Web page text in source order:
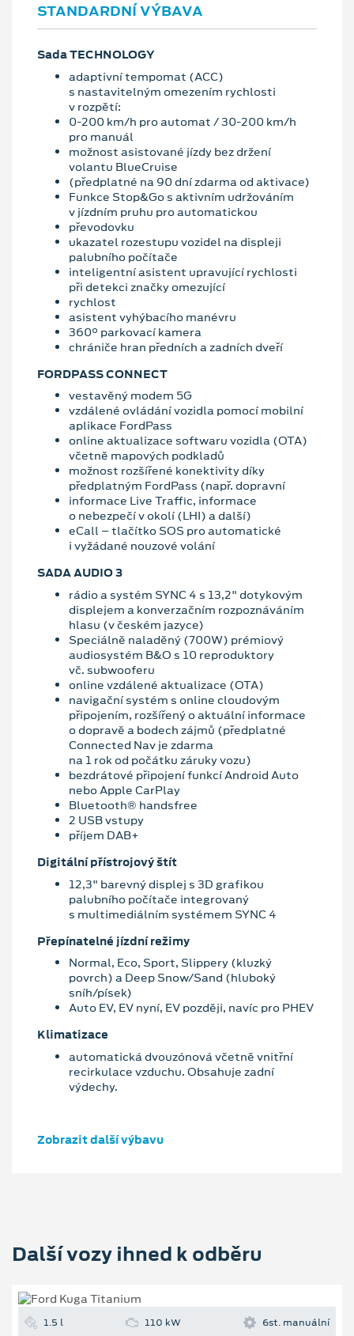
STANDARDNÍ VÝBAVA
Sada TECHNOLOGY
adaptivní tempomat (ACC)
s nastavitelným omezením rychlosti
v rozpětí:
0-200 km/h pro automat / 30-200 km/h
pro manuál
možnost asistované jízdy bez držení
volantu BlueCruise
(předplatné na 90 dní zdarma od aktivace)
Funkce Stop&Go s aktivním udržováním
v jízdním pruhu pro automatickou
převodovku
ukazatel rozestupu vozidel na displeji
palubního počítače
inteligentní asistent upravující rychlosti
při detekci značky omezující
rychlost
asistent vyhýbacího manévru
360° parkovací kamera
chrániče hran předních a zadních dveří
FORDPASS CONNECT
vestavěný modem 5G
vzdálené ovládání vozidla pomocí mobilní
aplikace FordPass
online aktualizace softwaru vozidla (OTA)
včetně mapových podkladů
možnost rozšířené konektivity díky
předplatným FordPass (např. dopravní
informace Live Traffic, informace
o nebezpečí v okolí (LHI) a další)
eCall – tlačítko SOS pro automatické
i vyžádané nouzové volání
SADA AUDIO 3
rádio a systém SYNC 4 s 13,2" dotykovým
displejem a konverzačním rozpoznáváním
hlasu (v českém jazyce)
Speciálně naladěný (700W) prémiový
audiosystém B&O s 10 reproduktory
vč. subwooferu
online vzdálené aktualizace (OTA)
navigační systém s online cloudovým
připojením, rozšířený o aktuální informace
o dopravě a bodech zájmů (předplatné
Connected Nav je zdarma
na 1 rok od počátku záruky vozu)
bezdrátové připojení funkcí Android Auto
nebo Apple CarPlay
Bluetooth® handsfree
2 USB vstupy
příjem DAB+
Digitální přístrojový štít
12,3" barevný displej s 3D grafikou
palubního počítače integrovaný
s multimediálním systémem SYNC 4
Přepínatelné jízdní režimy
Normal, Eco, Sport, Slippery (kluzký
povrch) a Deep Snow/Sand (hluboký
sníh/písek)
Auto EV, EV nyní, EV později, navíc pro PHEV
Klimatizace
automatická dvouzónová včetně vnitřní
recirkulace vzduchu. Obsahuje zadní
výdechy.
Zobrazit další výbavu
Další vozy ihned k odběru
1.5 l 110 kW 6st. manuální